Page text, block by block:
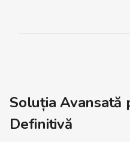
Soluția Avansată
Definitivă